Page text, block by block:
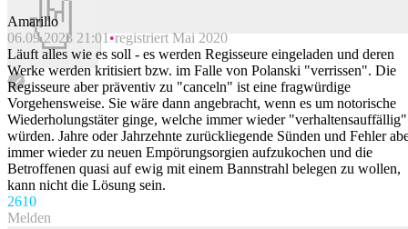
Beitrag melden
Amarillo
06.09.2023 21:01 registriert Mai 2020
Läuft alles wie es soll - es werden Regisseure eingeladen und deren
Werke werden kritisiert bzw. im Falle von Polanski "verrissen". Die
Regisseure aber präventiv zu "canceln" ist eine fragwürdige
Vorgehensweise. Sie wäre dann angebracht, wenn es um notorische
Wiederholungstäter ginge, welche immer wieder "verhaltensauffällig"
würden. Jahre oder Jahrzehnte zurückliegende Sünden und Fehler
immer wieder zu neuen Empörungsorgien aufzukochen und die
Betroffenen quasi auf ewig mit einem Bannstrahl belegen zu wollen,
kann nicht die Lösung sein.
2610
Melden